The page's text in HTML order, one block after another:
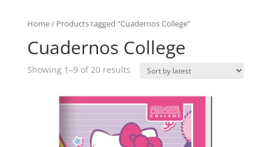
Home/ Products tagged “Cuadernos College”
Cuadernos College
Showing 1–9 of 20 results